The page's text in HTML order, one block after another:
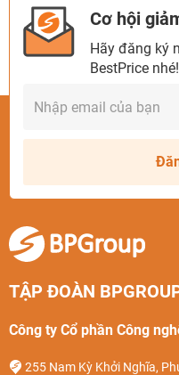
Cơ hội
Hãy đăng ký
BestPrice nhé!
TẬP ĐOÀN
Công ty Cổ phần Công
255 Nam Kỳ Khởi Nghĩa,